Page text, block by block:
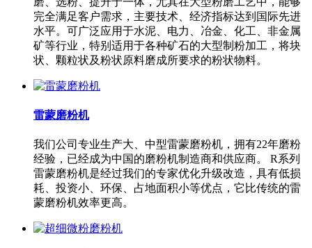
完全满足客户需求，主要技术、经济指标达到国际先进
水平。可广泛应用于水泥、电力、冶金、化工、非金属
矿等行业，特别适用于各种矿石的大型制粉加工，将块
状、颗粒状及粉状原料磨成所要求的粉状物料。
雷蒙磨粉机
我们公司专业生产大、中型雷蒙磨粉机，拥有22年磨粉
经验，已经成为中国的磨粉机制造商和供应商。 R系列
雷蒙磨粉机是经过我们的专家优化升级改造，具有低损
耗、投资小、环保、占地面积小等优点，它比传统的雷
蒙磨粉机效率更高。